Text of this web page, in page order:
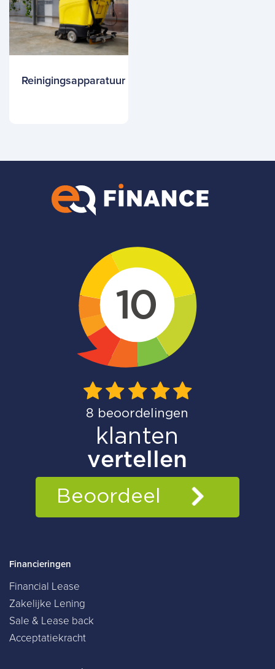
Reinigingsapparatuur
Financieringen
Financial Lease
Zakelijke Lening
Sale & Lease back
Acceptatiekracht